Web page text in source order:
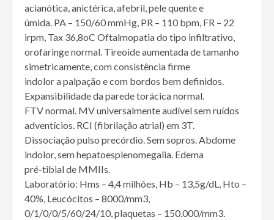
acianótica, anictérica, afebril, pele quente e
úmida. PA – 150/60 mmHg, PR – 110 bpm, FR – 22
irpm, Tax 36,8oC Oftalmopatia do tipo infiltrativo,
orofaringe normal. Tireoide aumentada de tamanho
simetricamente, com consistência firme
indolor a palpação e com bordos bem definidos.
Expansibilidade da parede torácica normal.
FTV normal. MV universalmente audível sem ruídos
adventícios. RCI (fibrilação atrial) em 3T.
Dissociação pulso precórdio. Sem sopros. Abdome
indolor, sem hepatoesplenomegalia. Edema
pré-tibial de MMIIs.
Laboratório: Hms – 4,4 milhões, Hb – 13,5g/dL, Hto –
40%, Leucócitos – 8000/mm3,
0/1/0/0/5/60/24/10, plaquetas – 150.000/mm3.